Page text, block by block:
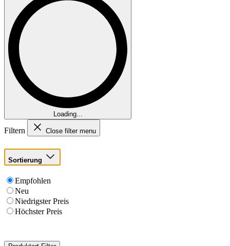
Loading...
Filtern Close filter menu
Sortierung
Empfohlen
Neu
Niedrigster Preis
Höchster Preis